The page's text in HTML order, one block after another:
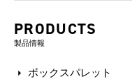
PRODUCTS
製品情報
ボックスパレット